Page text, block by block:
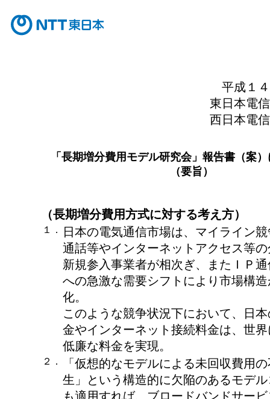
平成１
東日本電
西日本電
「長期増分費用モデル研究会」報告書（案
（要旨）
（長期増分費用方式に対する考え方）
１．
日本の電気通信市場は、マイライン
通話等やインターネットアクセス等
新規参入事業者が相次ぎ、またＩＰ
への急激な需要シフトにより市場構
化。
このような競争状況下において、日
金やインターネット接続料金は、世
低廉な料金を実現。
２．
「仮想的なモデルによる未回収費用
生」という構造的に欠陥のあるモデ
も適用すれば、ブロードバンドサー